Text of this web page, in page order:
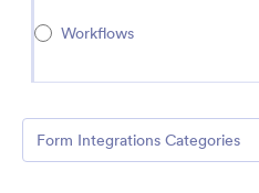
Workflows
Form Integrations Categories